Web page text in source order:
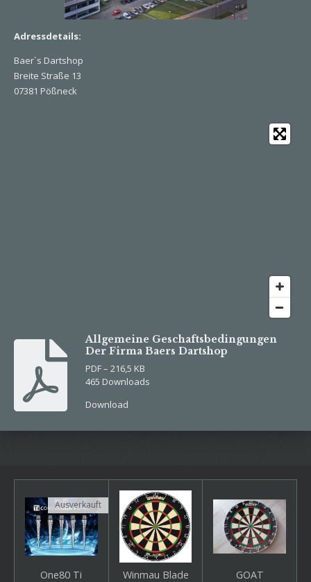
Adressdetails:
Baer`s Dartshop
Breite Straße 13
07381 Pößneck
Allgemeine Geschaftsbedingungen
Der Firma Baers Dartshop
PDF – 216,5 KB
465 Downloads
Download
Ausverkauft
One80 Ti
Winmau Blade
GOAT